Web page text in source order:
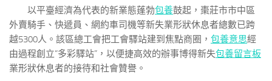
以平臺經濟為代表的新業態蓬勃包養鼓起，棗莊市市中區
外賣騎手、快遞員、網約車司機等新失業形狀休息者總數已跨
越5300人。該區總工會把工會驛站建到焦點商圈， 包養意思經
由過程創立“多彩驛站”，以便捷高效的辦事博得新失包養留言板
業形狀休息者的接待和社會贊譽。